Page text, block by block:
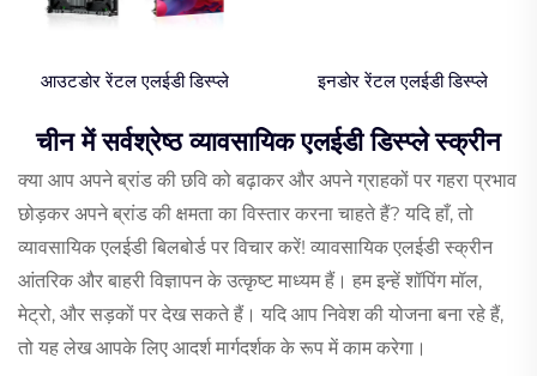
आउटडोर रेंटल एलईडी डिस्प्ले इनडोर रेंटल एलईडी डिस्प्ले
चीन में सर्वश्रेष्ठ व्यावसायिक एलईडी डिस्प्ले स्क्रीन
क्या आप अपने ब्रांड की छवि को बढ़ाकर और अपने ग्राहकों पर गहरा प्रभाव
छोड़कर अपने ब्रांड की क्षमता का विस्तार करना चाहते हैं? यदि हाँ, तो
व्यावसायिक एलईडी बिलबोर्ड पर विचार करें! व्यावसायिक एलईडी स्क्रीन
आंतरिक और बाहरी विज्ञापन के उत्कृष्ट माध्यम हैं। हम इन्हें शॉपिंग मॉल,
मेट्रो, और सड़कों पर देख सकते हैं। यदि आप निवेश की योजना बना रहे हैं,
तो यह लेख आपके लिए आदर्श मार्गदर्शक के रूप में काम करेगा।